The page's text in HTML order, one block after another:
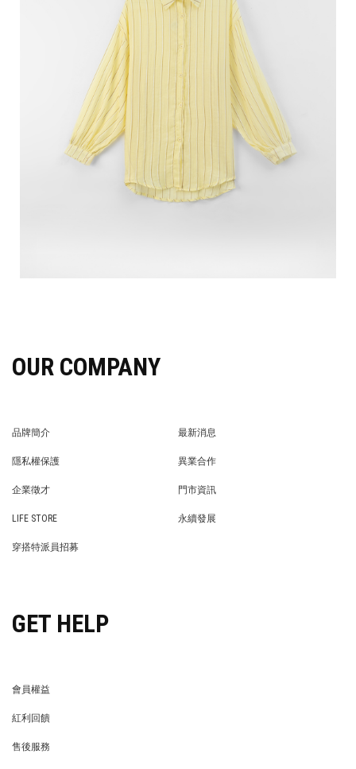
OUR COMPANY
品牌簡介
最新消息
隱私權保護
異業合作
企業徵才
門市資訊
LIFE STORE
永續發展
穿搭特派員招募
GET HELP
會員權益
紅利回饋
售後服務